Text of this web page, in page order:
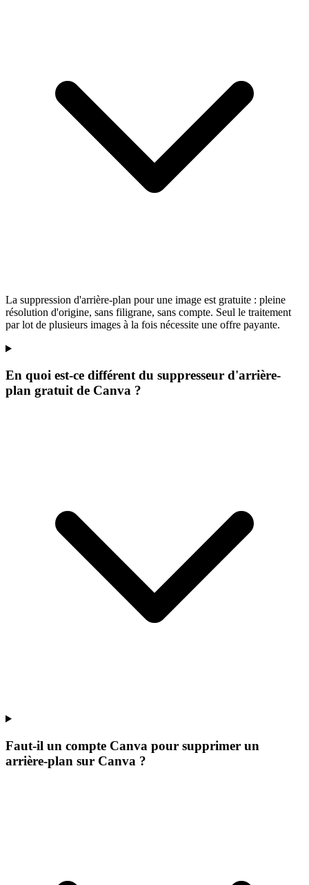
La suppression d'arrière-plan pour une image est gratuite : pleine
résolution d'origine, sans filigrane, sans compte. Seul le traitement
par lot de plusieurs images à la fois nécessite une offre payante.
En quoi est-ce différent du suppresseur d'arrière-
plan gratuit de Canva ?
Faut-il un compte Canva pour supprimer un
arrière-plan sur Canva ?